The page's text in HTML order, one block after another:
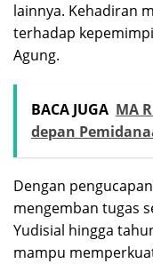
lainnya. Kehadiran
terhadap
Agung.
BACA JUGA MA
depan
Dengan
mengemban tugas
Yudisial hingga
mampu